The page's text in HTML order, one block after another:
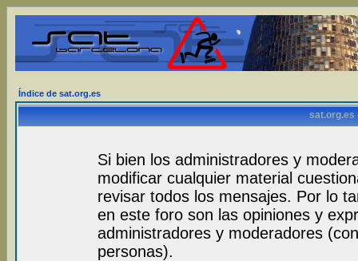
Índice de sat.org.es
sat.org.es
Si bien los administradores y
modificar cualquier material
revisar todos los mensajes. Por lo
en este foro son las opiniones y
administradores y moderadores
personas).